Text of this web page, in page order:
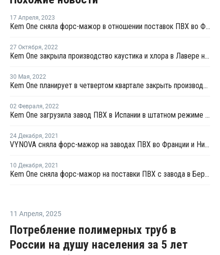
17 Апреля, 2023
Kem One сняла форс-мажор в отношении поставок ПВХ во Франции
27 Октября, 2022
Kem One закрыла производство каустика и хлора в Лавере на ремонт
30 Мая, 2022
Kem One планирует в четвертом квартале закрыть производство каустика и хлора в Лавере на ремонт
02 Февраля, 2022
Kem One загрузила завод ПВХ в Испании в штатном режиме после перезапуска
24 Декабря, 2021
VYNOVA сняла форс-мажор на заводах ПВХ во Франции и Нидерландах
10 Декабря, 2021
Kem One сняла форс-мажор на поставки ПВХ с завода в Берре
11 Апреля, 2025
Потребление полимерных труб в
России на душу населения за 5 лет